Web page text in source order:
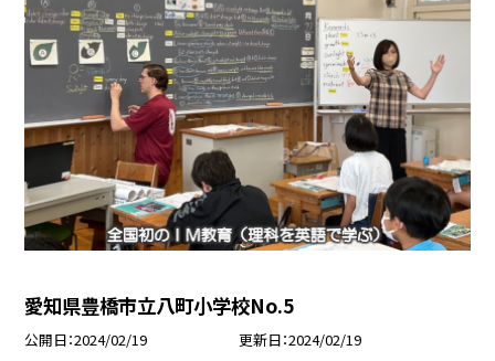
愛知県豊橋市立八町小学校No.5
公開日 2024/02/19 更新日 2024/02/19